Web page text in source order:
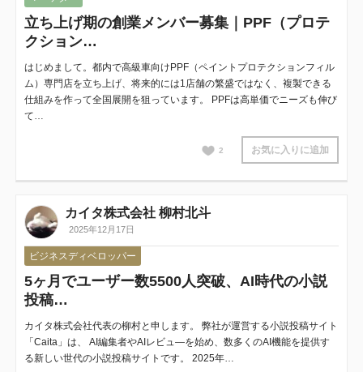
立ち上げ期の創業メンバー募集｜PPF（プロテ
クション…
はじめまして。都内で高級車向けPPF（ペイントプロテクションフィル
ム）専門店を立ち上げ、将来的には1店舗の繁盛ではなく、複製できる
仕組みを作って全国展開を狙っています。 PPFは高単価でニーズも伸び
て…
2 お気に入りに追加
カイタ株式会社 柳村北斗
2025年12月17日
ビジネスディベロッパー
5ヶ月でユーザー数5500人突破、AI時代の小説
投稿…
カイタ株式会社代表の柳村と申します。 弊社が運営する小説投稿サイト
「Caita」は、 AI編集者やAIレビュ―を始め、数多くのAI機能を提供す
る新しい世代の小説投稿サイトです。 2025年…